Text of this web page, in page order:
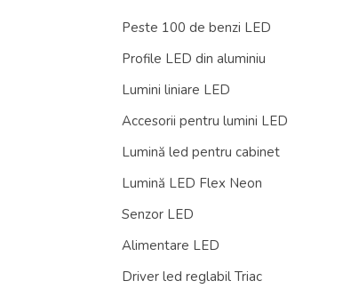
Peste 100 de benzi LED
Profile LED din aluminiu
Lumini liniare LED
Accesorii pentru lumini LED
Lumină led pentru cabinet
Lumină LED Flex Neon
Senzor LED
Alimentare LED
Driver led reglabil Triac